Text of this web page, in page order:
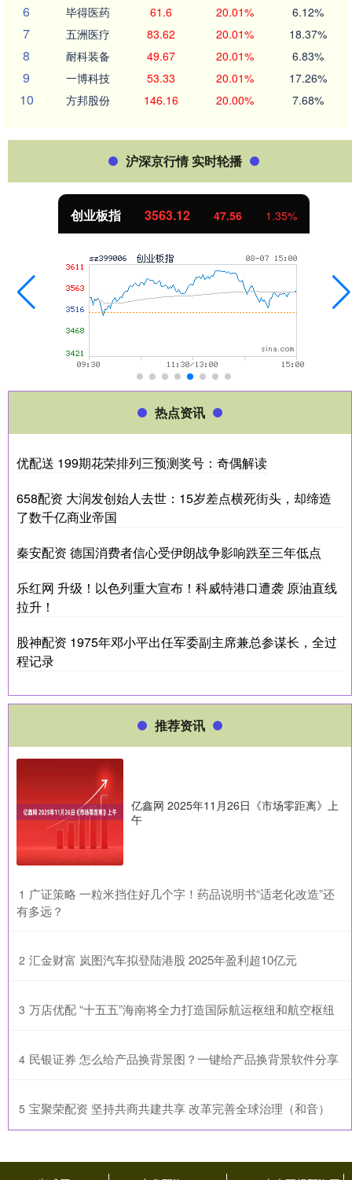
6 毕得医药 61.6 20.01% 6.12%
7 五洲医疗 83.62 20.01% 18.37%
8 耐科装备 49.67 20.01% 6.83%
9 一博科技 53.33 20.01% 17.26%
10 方邦股份 146.16 20.00% 7.68%
沪深京行情 实时轮播
创业板指 3563.12 47.56 1.35%
热点资讯
优配送 199期花荣排列三预测奖号：奇偶解读
658配资 大润发创始人去世：15岁差点横死街头，却缔造
了数千亿商业帝国
秦安配资 德国消费者信心受伊朗战争影响跌至三年低点
乐红网 升级！以色列重大宣布！科威特港口遭袭 原油直线
拉升！
股神配资 1975年邓小平出任军委副主席兼总参谋长，全过
程记录
推荐资讯
亿鑫网 2025年11月26日《市场零距离》上
午
1 ​广证策略 一粒米挡住好几个字！药品说明书“适老化改造”还
有多远？
2 ​汇金财富 岚图汽车拟登陆港股 2025年盈利超10亿元
3 ​万店优配 “十五五”海南将全力打造国际航运枢纽和航空枢纽
4 ​民银证券 怎么给产品换背景图？一键给产品换背景软件分享
5 ​宝聚荣配资 坚持共商共建共享 改革完善全球治理（和音）